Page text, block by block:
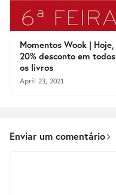
Momentos Wook | Hoje,
20% desconto em todos
os livros
April 23, 2021
Enviar um comentário